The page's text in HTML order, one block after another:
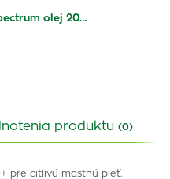
olej 20…
produktu (0)
pre citlivú mastnú pleť.